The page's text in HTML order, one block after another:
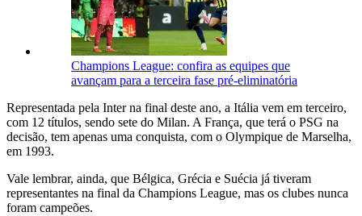
Champions League: confira as equipes que
avançam para a terceira fase pré-eliminatória
Representada pela Inter na final deste ano, a Itália vem em terceiro,
com 12 títulos, sendo sete do Milan. A França, que terá o PSG na
decisão, tem apenas uma conquista, com o Olympique de Marselha,
em 1993.
Vale lembrar, ainda, que Bélgica, Grécia e Suécia já tiveram
representantes na final da Champions League, mas os clubes nunca
foram campeões.